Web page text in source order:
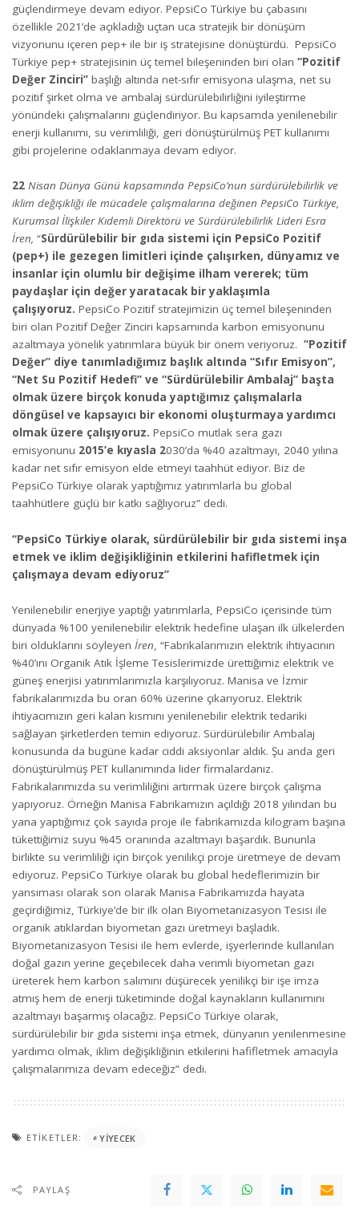
güçlendirmeye devam ediyor. PepsiCo Türkiye bu çabasını
özellikle 2021’de açıkladığı uçtan uca stratejik bir dönüşüm
vizyonunu içeren pep+ ile bir iş stratejisine dönüştürdü. PepsiCo
Türkiye pep+ stratejisinin üç temel bileşeninden biri olan “Pozitif
Değer Zinciri” başlığı altında net-sıfır emisyona ulaşma, net su
pozitif şirket olma ve ambalaj sürdürülebilirliğini iyileştirme
yönündeki çalışmalarını güçlendiriyor. Bu kapsamda yenilenebilir
enerji kullanımı, su verimliliği, geri dönüştürülmüş PET kullanımı
gibi projelerine odaklanmaya devam ediyor.
22 Nisan Dünya Günü kapsamında PepsiCo’nun sürdürülebilirlik ve
iklim değişikliği ile mücadele çalışmalarına değinen PepsiCo Türkiye,
Kurumsal İlişkiler Kıdemli Direktörü ve Sürdürülebilirlik Lideri Esra
İren, “Sürdürülebilir bir gıda sistemi için PepsiCo Pozitif
(pep+) ile gezegen limitleri içinde çalışırken, dünyamız ve
insanlar için olumlu bir değişime ilham vererek; tüm
paydaşlar için değer yaratacak bir yaklaşımla
çalışıyoruz. PepsiCo Pozitif stratejimizin üç temel bileşeninden
biri olan Pozitif Değer Zinciri kapsamında karbon emisyonunu
azaltmaya yönelik yatırımlara büyük bir önem veriyoruz. “Pozitif
Değer” diye tanımladığımız başlık altında “Sıfır Emisyon”,
“Net Su Pozitif Hedefi” ve “Sürdürülebilir Ambalaj” başta
olmak üzere birçok konuda yaptığımız çalışmalarla
döngüsel ve kapsayıcı bir ekonomi oluşturmaya yardımcı
olmak üzere çalışıyoruz. PepsiCo mutlak sera gazı
emisyonunu 2015’e kıyasla 2030’da %40 azaltmayı, 2040 yılına
kadar net sıfır emisyon elde etmeyi taahhüt ediyor. Biz de
PepsiCo Türkiye olarak yaptığımız yatırımlarla bu global
taahhütlere güçlü bir katkı sağlıyoruz” dedi.
“PepsiCo Türkiye olarak, sürdürülebilir bir gıda sistemi inşa
etmek ve iklim değişikliğinin etkilerini hafifletmek için
çalışmaya devam ediyoruz”
Yenilenebilir enerjiye yaptığı yatırımlarla, PepsiCo içerisinde tüm
dünyada %100 yenilenebilir elektrik hedefine ulaşan ilk ülkelerden
biri olduklarını söyleyen İren, “Fabrikalarımızın elektrik ihtiyacının
%40’ını Organik Atık İşleme Tesislerimizde ürettiğimiz elektrik ve
güneş enerjisi yatırımlarımızla karşılıyoruz. Manisa ve İzmir
fabrikalarımızda bu oran 60% üzerine çıkarıyoruz. Elektrik
ihtiyacımızın geri kalan kısmını yenilenebilir elektrik tedariki
sağlayan şirketlerden temin ediyoruz. Sürdürülebilir Ambalaj
konusunda da bugüne kadar ciddi aksiyonlar aldık. Şu anda geri
dönüştürülmüş PET kullanımında lider firmalardanız.
Fabrikalarımızda su verimliliğini artırmak üzere birçok çalışma
yapıyoruz. Örneğin Manisa Fabrikamızın açıldığı 2018 yılından bu
yana yaptığımız çok sayıda proje ile fabrikamızda kilogram başına
tükettiğimiz suyu %45 oranında azaltmayı başardık. Bununla
birlikte su verimliliği için birçok yenilikçi proje üretmeye de devam
ediyoruz. PepsiCo Türkiye olarak bu global hedeflerimizin bir
yansıması olarak son olarak Manisa Fabrikamızda hayata
geçirdiğimiz, Türkiye’de bir ilk olan Biyometanizasyon Tesisi ile
organik atıklardan biyometan gazı üretmeyi başladık.
Biyometanizasyon Tesisi ile hem evlerde, işyerlerinde kullanılan
doğal gazın yerine geçebilecek daha verimli biyometan gazı
üreterek hem karbon salımını düşürecek yenilikçi bir işe imza
atmış hem de enerji tüketiminde doğal kaynakların kullanımını
azaltmayı başarmış olacağız. PepsiCo Türkiye olarak,
sürdürülebilir bir gıda sistemi inşa etmek, dünyanın yenilenmesine
yardımcı olmak, iklim değişikliğinin etkilerini hafifletmek amacıyla
çalışmalarımıza devam edeceğiz” dedi.
ETIKETLER: YIYECEK
PAYLAŞ